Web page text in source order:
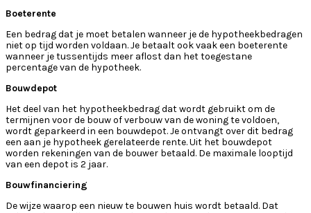
Boeterente
Een bedrag dat je moet betalen wanneer je de hypotheekbedragen
niet op tijd worden voldaan. Je betaalt ook vaak een boeterente
wanneer je tussentijds meer aflost dan het toegestane
percentage van de hypotheek.
Bouwdepot
Het deel van het hypotheekbedrag dat wordt gebruikt om de
termijnen voor de bouw of verbouw van de woning te voldoen,
wordt geparkeerd in een bouwdepot. Je ontvangt over dit bedrag
een aan je hypotheek gerelateerde rente. Uit het bouwdepot
worden rekeningen van de bouwer betaald. De maximale looptijd
van een depot is 2 jaar.
Bouwfinanciering
De wijze waarop een nieuw te bouwen huis wordt betaald. Dat